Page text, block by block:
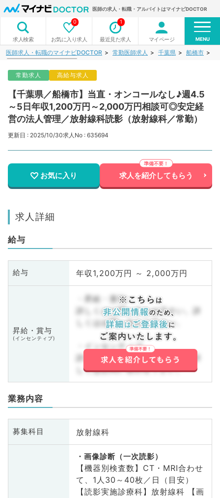
医師の求人・転職・アルバイトはマイナビDOCTOR
求人検索 お気に入り求人
0
最近見た求人
1
マイページ MENU
医師求人・転職のマイナビDOCTOR 常勤医師求人 千葉県 船橋市
常勤求人 高給与求人
【千葉県／船橋市】当直・オンコールなし♪週4.5
～5日年収1,200万円～2,000万円相談可◎安定経
営の法人管理／放射線科読影（放射線科／常勤）
更新日 : 2025/10/30求人No : 635694
お気に入り 求人を紹介してもらう
求人詳細
給与
給与 年収1,200万円 ～ 2,000万円
昇給・賞与
(インセンティブ)
・昇給・賞与
詳しくはお問い合わせ下さい。詳
しくはお問い合わせ下さい。
・インセンティブ
詳しくはお問い合わせ下さい。詳
しくはお問い合わせ下さい。
業務内容
募集科目 放射線科
画像診断（一次読影）
【機器別検査数】CT・MRI合わせ
て、1人30～40枚／日（目安）
【読影実施診療科】放射線科 【画